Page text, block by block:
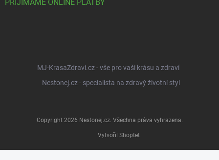
PŘIJÍMÁME ONLINE PLATBY
MJ-KrasaZdravi.cz - vše pro vaši krásu a zdraví
Nestonej.cz - specialista na zdravý životní styl
Vytvořil Shoptet
Copyright 2026 Nestonej.cz. Všechna práva vyhrazena.